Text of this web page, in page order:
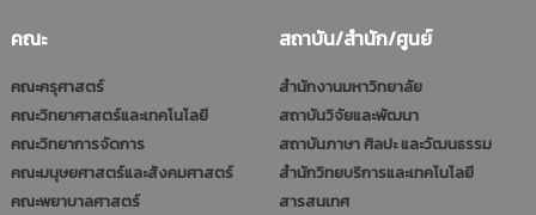
คณะ
คณะครุศาสตร์
คณะวิทยาศาสตร์และเทคโนโลยี
คณะวิทยาการจัดการ
คณะมนุษยศาสตร์และสังคมศาสตร์
คณะพยาบาลศาสตร์
สถาบัน/สำนัก/ศูนย์
สำนักงานมหาวิทยาลัย
สถาบันวิจัยและพัฒนา
สถาบันภาษา ศิลปะ และวัฒนธรรม
สำนักวิทยบริการและเทคโนโลยี
สารสนเทศ